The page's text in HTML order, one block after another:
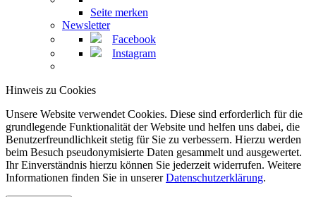
Seite merken
Newsletter
Facebook
Instagram
Hinweis zu Cookies
Unsere Website verwendet Cookies. Diese sind erforderlich für die
grundlegende Funktionalität der Website und helfen uns dabei, die
Benutzerfreundlichkeit stetig für Sie zu verbessern. Hierzu werden
beim Besuch pseudonymisierte Daten gesammelt und ausgewertet.
Ihr Einverständnis hierzu können Sie jederzeit widerrufen. Weitere
Informationen finden Sie in unsererDatenschutzerklärung.